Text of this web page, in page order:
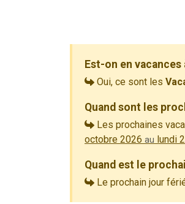
Est-on en
Oui, ce sont les
Quand sont les
Les prochaines
octobre 2026 au lundi
Quand est le
Le prochain jour